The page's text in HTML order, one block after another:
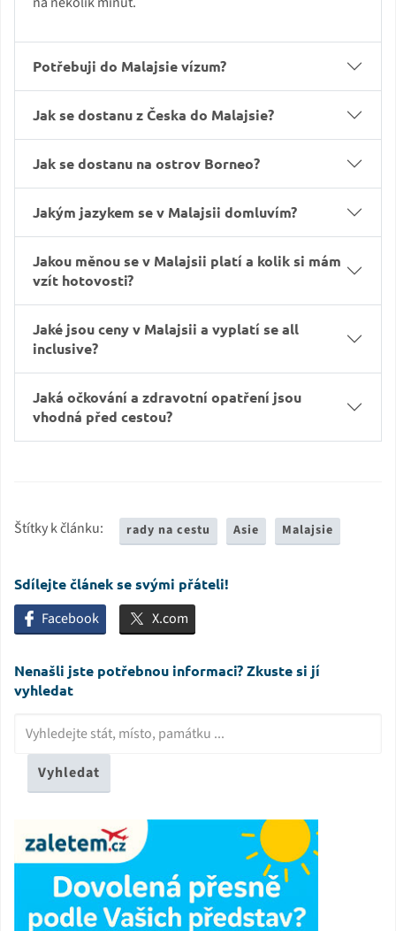
Potřebuji do Malajsie vízum?
Jak se dostanu z Česka do Malajsie?
Jak se dostanu na ostrov Borneo?
Jakým jazykem se v Malajsii domluvím?
Jakou měnou se v Malajsii platí a kolik si mám
vzít hotovosti?
Jaké jsou ceny v Malajsii a vyplatí se all
inclusive?
Jaká očkování a zdravotní opatření jsou
vhodná před cestou?
Štítky k článku: rady na cestu Asie Malajsie
Sdílejte článek se svými přáteli!
Facebook X.com
Nenašli jste potřebnou informaci? Zkuste si jí
vyhledat
Vyhledat